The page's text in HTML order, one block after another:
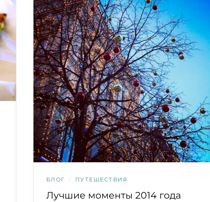
БЛОГ / ПУТЕШЕСТВИЯ
Лучшие моменты 2014 года